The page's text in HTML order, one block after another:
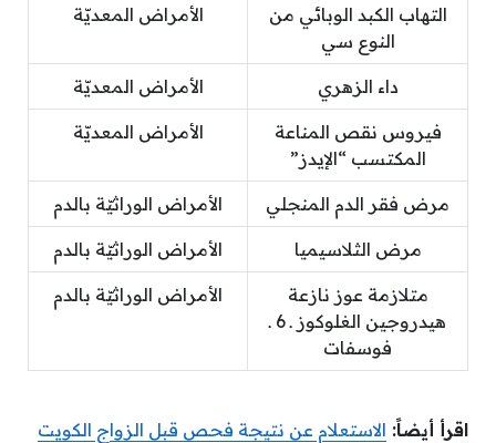
التهاب الكبد الوبائي من
النوع سي
الأمراض المعديّة
داء الزهري الأمراض المعديّة
فيروس نقص المناعة
المكتسب “الإيدز”
الأمراض المعديّة
مرض فقر الدم المنجلي الأمراض الوراثيّة بالدم
مرض الثلاسيميا الأمراض الوراثيّة بالدم
متلازمة عوز نازعة
هيدروجين الغلوكوز ـ 6 ـ
فوسفات
الأمراض الوراثيّة بالدم
اقرأ أيضاً: الاستعلام عن نتيجة فحص قبل الزواج الكويت